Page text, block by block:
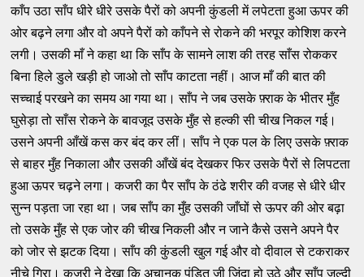
काँप उठा साँप धीरे धीरे उसके पैरों को अपनी कुंडली में लपेटता हुआ ऊपर की
ओर बढ़ने लगा और वो अपने पैरों को काँपने से रोकने की भरपूर कोशिश करने
लगी। उसकी माँ ने कहा था कि साँप के सामने लाश की तरह साँस रोककर
बिना हिले डुले खड़ी हो जाओ तो साँप काटता नहीं। आज माँ की बात की
सच्चाई परखने का समय आ गया था। साँप ने जब उसके फ़्राक के भीतर मुँह
घुसेड़ा तो साँस रोकने के बावजूद उसके मुँह से हल्की सी चीख निकल गई।
उसने अपनी आँखें कस कर बंद कर लीं। साँप ने एक पल के लिए उसके फ़्राक
से बाहर मुँह निकाला और उसकी आँखें बंद देखकर फिर उसके पैरों से लिपटता
हुआ ऊपर चढ़ने लगा। कजरी का पैर साँप के ठंढे शरीर की वजह से धीरे धीर
सुन्न पड़ता जा रहा था। जब साँप का मुँह उसकी जाँघों से ऊपर की ओर बढ़ा
तो उसके मुँह से एक जोर की चीख निकली और न जाने कैसे उसने अपने पैर
को जोर से झटक दिया। साँप की कुंडली खुल गई और वो दीवाल से टकराकर
नीचे गिरा। कजरी ने देखा कि अचानक पंडित जी जिंदा हो उठे और साँप जल्दी